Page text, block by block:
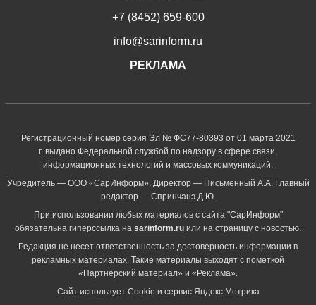
+7 (8452) 659-600
info@sarinform.ru
РЕКЛАМА
Регистрационный номер серия Эл № ФС77-80393 от 01 марта 2021
г. выдано Федеральной службой по надзору в сфере связи,
информационных технологий и массовых коммуникаций.
Учредитель — ООО «СарИнформ». Директор — Письменный А.А. Главный
редактор — Спринчанэ Д.Ю.
При использовании любых материалов с сайта "СарИнформ"
обязательна гиперссылка на sarinform.ru или на страницу с новостью.
Редакция не несет ответственность за достоверность информации в
рекламных материалах. Такие материалы выходят с пометкой
«Партнёрский материал» и «Реклама».
Сайт использует Cookie и сервиc Яндекс.Метрика